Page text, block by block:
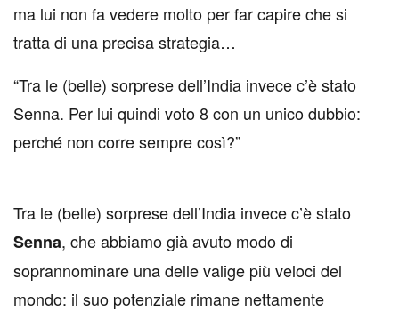
ma lui non fa vedere molto per far capire che si
tratta di una precisa strategia…
“Tra le (belle) sorprese dell’India invece c’è stato
Senna. Per lui quindi voto 8 con un unico dubbio:
perché non corre sempre così?”
Tra le (belle) sorprese dell’India invece c’è stato
Senna, che abbiamo già avuto modo di
soprannominare una delle valige più veloci del
mondo: il suo potenziale rimane nettamente